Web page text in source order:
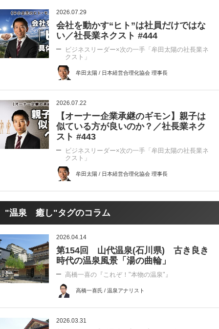
2026.07.29
会社を動かす“ヒト”は社員だけではな
い／社長業ネクスト #444
ビジネスリーダー×次の一手「牟田太陽の社長業ネ
クスト」
牟田太陽 / 日本経営合理化協会 理事長
2026.07.22
【オーナー企業承継のギモン】親子は
似ている方が良いのか？／社長業ネク
スト #443
ビジネスリーダー×次の一手「牟田太陽の社長業ネ
クスト」
牟田太陽 / 日本経営合理化協会 理事長
"温泉 癒し"タグのコラム
2026.04.14
第154回 山代温泉(石川県) 古き良き
時代の温泉風景「湯の曲輪」
高橋一喜の『これぞ！"本物の温泉"』
高橋一喜氏 / 温泉アナリスト
2026.03.31